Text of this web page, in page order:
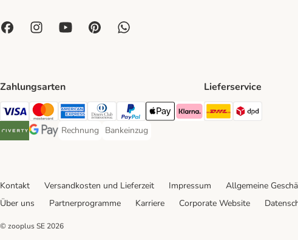
Zahlungsarten
Visa Payment Method
Mastercard Payment Method
American Express Payment Method
Diners Club Payment Method
PayPal Payment Method
Apple Pay Payment Method
Klarna Payment Method
Riverty Payment Method
Google Pay Payment Method
Rechnung
Rechnung Payment Method
Bankeinzug
Bankeinzug Payment Method
Lieferservice
DHL Shipping
Kontakt Versandkosten und Lieferzeit Impressum Allgemeine
Über uns
Partnerprogramme Karriere Corporate Website
© zooplus SE 2026